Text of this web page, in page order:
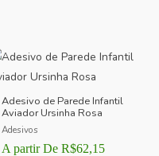
Adesivo de Parede Infantil
Aviador Ursinha Rosa
Adesivos
A partir De R$62,15